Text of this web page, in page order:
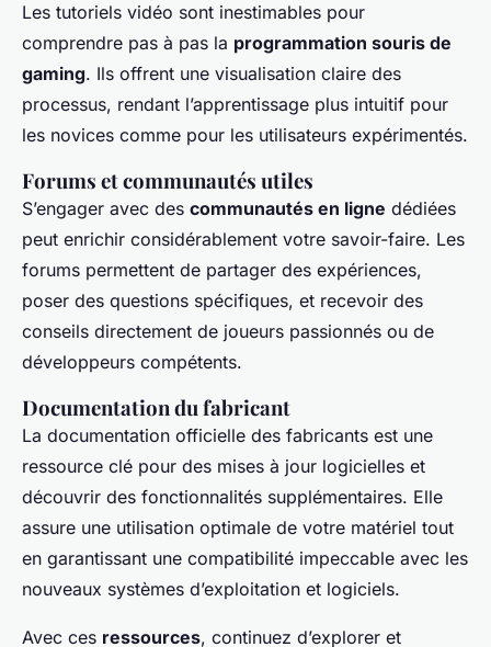
Les tutoriels vidéo sont inestimables pour
comprendre pas à pas la programmation souris de
gaming. Ils offrent une visualisation claire des
processus, rendant l’apprentissage plus intuitif pour
les novices comme pour les utilisateurs expérimentés.
Forums et communautés utiles
S’engager avec des communautés en ligne dédiées
peut enrichir considérablement votre savoir-faire. Les
forums permettent de partager des expériences,
poser des questions spécifiques, et recevoir des
conseils directement de joueurs passionnés ou de
développeurs compétents.
Documentation du fabricant
La documentation officielle des fabricants est une
ressource clé pour des mises à jour logicielles et
découvrir des fonctionnalités supplémentaires. Elle
assure une utilisation optimale de votre matériel tout
en garantissant une compatibilité impeccable avec les
nouveaux systèmes d’exploitation et logiciels.
Avec ces ressources, continuez d’explorer et